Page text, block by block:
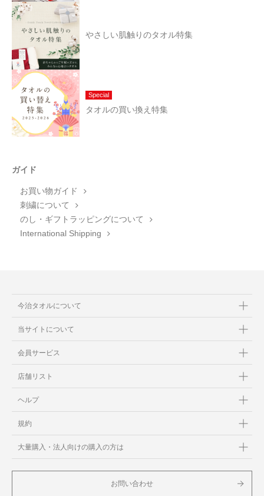
やさしい肌触りのタオル特集
Special
タオルの買い換え特集
ガイド
お買い物ガイド
刺繍について
のし・ギフトラッピングについて
International Shipping
今治タオルについて
当サイトについて
会員サービス
店舗リスト
ヘルプ
規約
大量購入・法人向けの購入の方は
お問い合わせ